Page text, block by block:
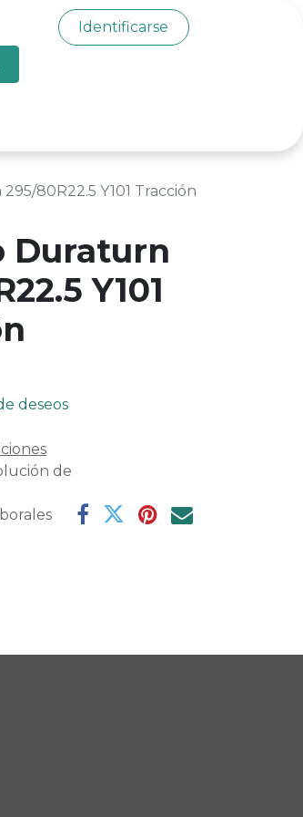
Identificarse
80R22.5 Y101 Tracción
Duraturn
Y101
deseos
de